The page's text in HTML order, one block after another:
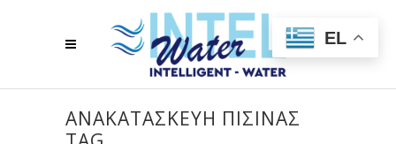
ΑΝΑΚΑΤΑΣΚΕΥΉ ΠΙΣΊΝΑΣ
EL